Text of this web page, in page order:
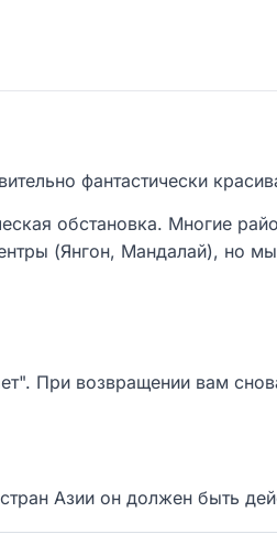
фантастически
обстановка. Многие
(Янгон, Мандалай), но
При возвращении вам
Азии он должен быть